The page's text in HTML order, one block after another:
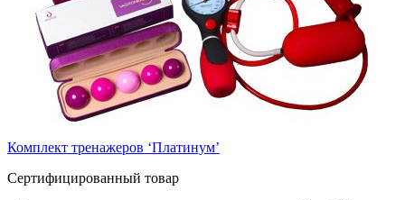
Комплект тренажеров ‘Платинум’
Сертифицированный товар